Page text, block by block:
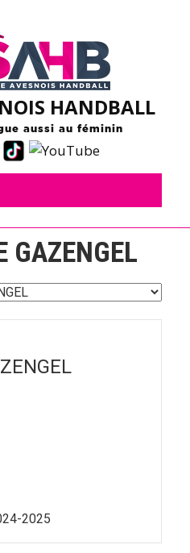
HANDBALL
aussi au féminin
GAZENGEL
2025